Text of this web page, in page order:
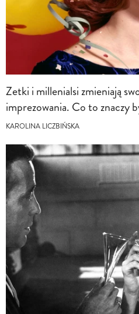
Zetki i millenialsi zmieniają
imprezowania. Co to znaczy
KAROLINA LICZBIŃSKA